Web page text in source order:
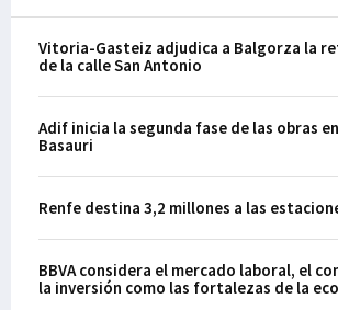
Vitoria-Gasteiz adjudica a Balgorza la
de la calle San Antonio
Adif inicia la segunda fase de las obras
Basauri
Renfe destina 3,2 millones a las
BBVA considera el mercado laboral, el
la inversión como las fortalezas de la